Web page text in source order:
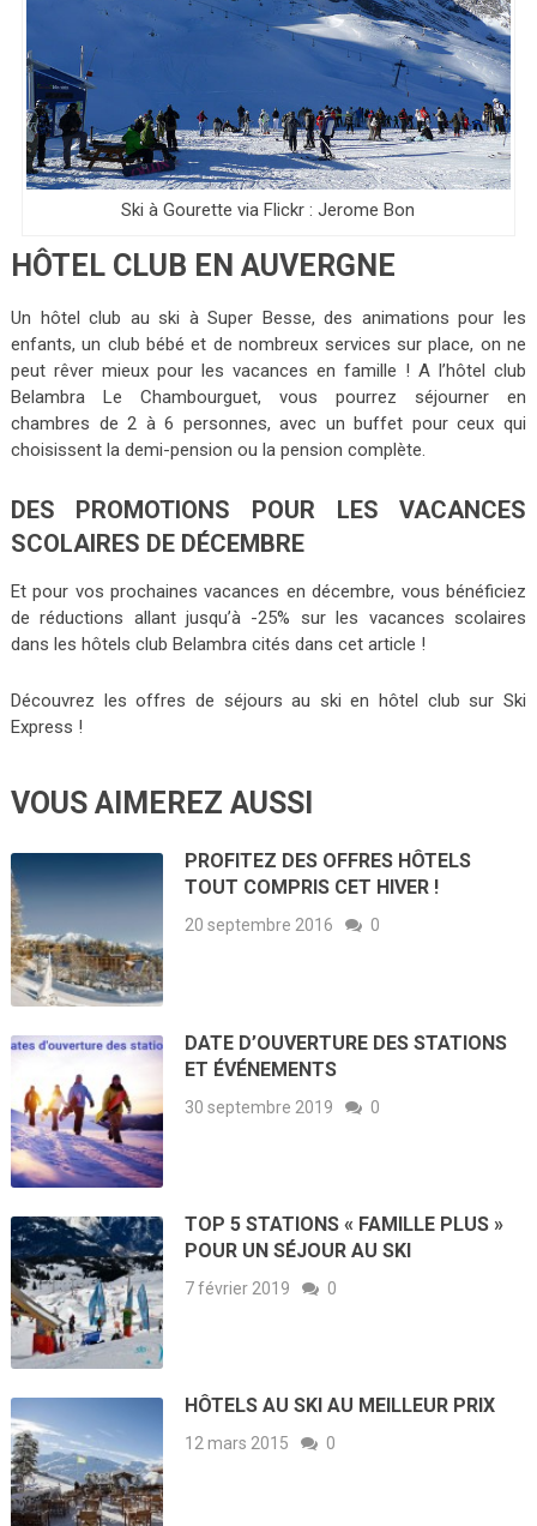
Ski à Gourette via Flickr : Jerome Bon
HÔTEL CLUB EN AUVERGNE
Un hôtel club au ski à Super Besse, des animations pour les
enfants, un club bébé et de nombreux services sur place, on ne
peut rêver mieux pour les vacances en famille ! A l’hôtel club
Belambra Le Chambourguet, vous pourrez séjourner en
chambres de 2 à 6 personnes, avec un buffet pour ceux qui
choisissent la demi-pension ou la pension complète.
DES PROMOTIONS POUR LES VACANCES
SCOLAIRES DE DÉCEMBRE
Et pour vos prochaines vacances en décembre, vous bénéficiez
de réductions allant jusqu’à -25% sur les vacances scolaires
dans les hôtels club Belambra cités dans cet article !
Découvrez les offres de séjours au ski en hôtel club sur Ski
Express !
VOUS AIMEREZ AUSSI
PROFITEZ DES OFFRES HÔTELS
TOUT COMPRIS CET HIVER !
20 septembre 2016 0
DATE D’OUVERTURE DES STATIONS
ET ÉVÉNEMENTS
30 septembre 2019 0
TOP 5 STATIONS « FAMILLE PLUS »
POUR UN SÉJOUR AU SKI
7 février 2019 0
HÔTELS AU SKI AU MEILLEUR PRIX
12 mars 2015 0